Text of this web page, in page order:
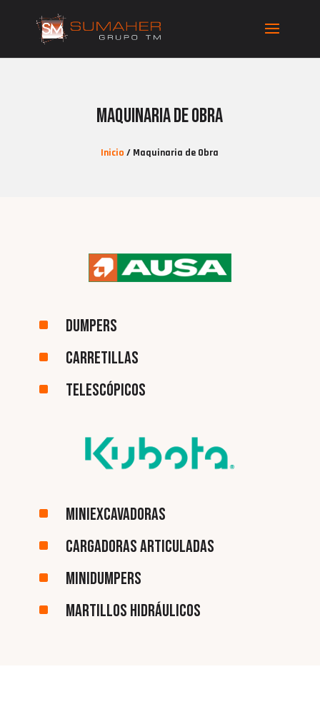
Maquinaria de Obra
Inicio / Maquinaria de Obra
^ Dumpers
^ Carretillas
^ Telescópicos
^ Miniexcavadoras
^ Cargadoras articuladas
^ Minidumpers
^ Martillos hidráulicos